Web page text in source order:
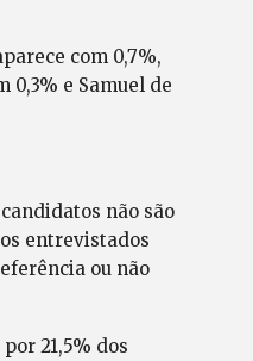
com 0,7%,
0,3% e Samuel de
não são
entrevistados
ou não
21,5% dos